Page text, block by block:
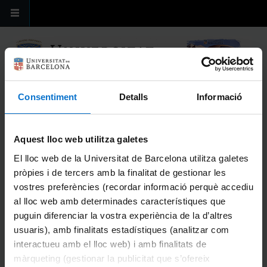
Consentiment Detalls Informació
Aquest lloc web utilitza galetes
El lloc web de la Universitat de Barcelona utilitza galetes
pròpies i de tercers amb la finalitat de gestionar les
vostres preferències (recordar informació perquè accediu
al lloc web amb determinades característiques que
puguin diferenciar la vostra experiència de la d’altres
usuaris), amb finalitats estadístiques (analitzar com
interactueu amb el lloc web) i amb finalitats de
màrqueting (gestionar la publicitat que s’ofereix
INTERNATIONAL RELATIONS OFFICE
FACULTY OF BIOLOGY - UNIVERSITY OF BARCELONA
USTED ESTÁ AQUÍ
Inicio» BIPs at Faculty of Biology- UB
BIPS AT FACULTY OF BIOLOGY- UB